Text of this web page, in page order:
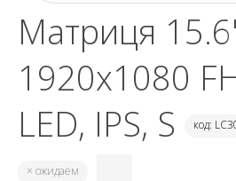
Матриця
1920x1080
LED, IPS, S
код:
× ожидаем